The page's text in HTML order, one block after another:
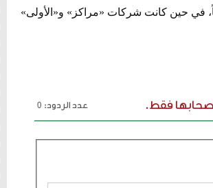
في حين كانت شركات «مراكز» و«الأولى»
فقط.
عدد الردود: 0